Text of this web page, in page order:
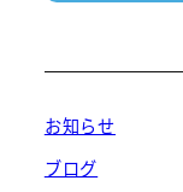
お知らせ
ブログ